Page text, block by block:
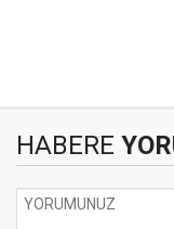
HABERE